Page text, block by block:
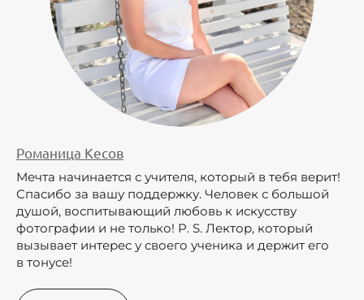
Романица Кесов
Мечта начинается с учителя, который в тебя верит!
Спасибо за вашу поддержку. Человек с большой
душой, воспитывающий любовь к искусству
фотографии и не только! P. S. Лектор, который
вызывает интерес у своего ученика и держит его
в тонусе!